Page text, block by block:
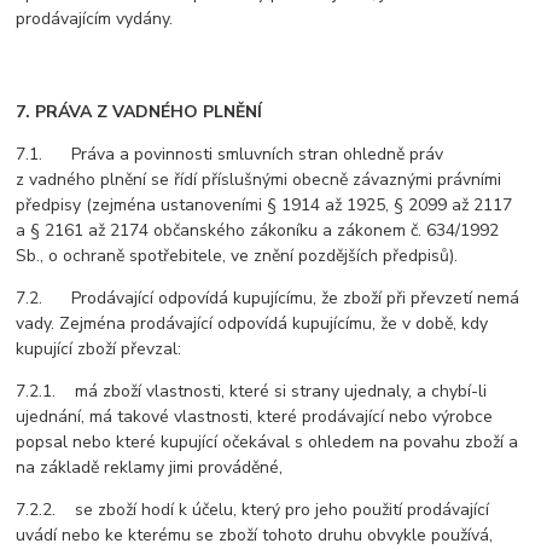
prodávajícím vydány.
7. PRÁVA Z VADNÉHO PLNĚNÍ
7.1. Práva a povinnosti smluvních stran ohledně práv
z vadného plnění se řídí příslušnými obecně závaznými právními
předpisy (zejména ustanoveními § 1914 až 1925, § 2099 až 2117
a § 2161 až 2174 občanského zákoníku a zákonem č. 634/1992
Sb., o ochraně spotřebitele, ve znění pozdějších předpisů).
7.2. Prodávající odpovídá kupujícímu, že zboží při převzetí nemá
vady. Zejména prodávající odpovídá kupujícímu, že v době, kdy
kupující zboží převzal:
7.2.1. má zboží vlastnosti, které si strany ujednaly, a chybí-li
ujednání, má takové vlastnosti, které prodávající nebo výrobce
popsal nebo které kupující očekával s ohledem na povahu zboží a
na základě reklamy jimi prováděné,
7.2.2. se zboží hodí k účelu, který pro jeho použití prodávající
uvádí nebo ke kterému se zboží tohoto druhu obvykle používá,